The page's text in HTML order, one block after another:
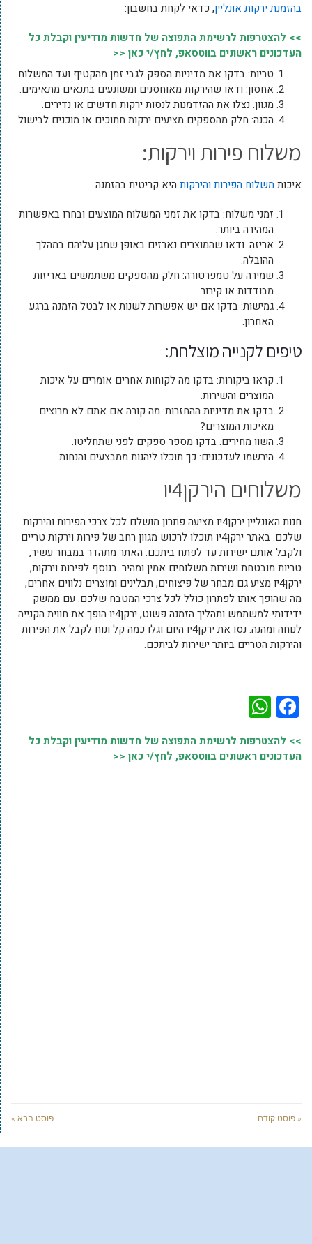
בהזמנת ירקות אונליין, כדאי לקחת בחשבון:
>> להצטרפות לרשימת התפוצה של חדשות מודיעין וקבלת כל
העדכונים ראשונים בווטסאפ, לחץ/י כאן <<
טריות: בדקו את מדיניות הספק לגבי זמן מהקטיף ועד המשלוח.
אחסון: ודאו שהירקות מאוחסנים ומשונעים בתנאים מתאימים.
מגוון: נצלו את ההזדמנות לנסות ירקות חדשים או נדירים.
הכנה: חלק מהספקים מציעים ירקות חתוכים או מוכנים לבישול.
משלוח פירות וירקות:
איכותמשלוח הפירות והירקות היא קריטית בהזמנה:
זמני משלוח: בדקו את זמני המשלוח המוצעים ובחרו באפשרות
המהירה ביותר.
אריזה: ודאו שהמוצרים נארזים באופן שמגן עליהם במהלך
ההובלה.
שמירה על טמפרטורה: חלק מהספקים משתמשים באריזות
מבודדות או קירור.
גמישות: בדקו אם יש אפשרות לשנות או לבטל הזמנה ברגע
האחרון.
טיפים לקנייה מוצלחת:
קראו ביקורות: בדקו מה לקוחות אחרים אומרים על איכות
המוצרים והשירות.
בדקו את מדיניות ההחזרות: מה קורה אם אתם לא מרוצים
מאיכות המוצרים?
השוו מחירים: בדקו מספר ספקים לפני שתחליטו.
הירשמו לעדכונים: כך תוכלו ליהנות ממבצעים והנחות.
משלוחים הירקן4יו
חנות האונליין ירקן4יו מציעה פתרון מושלם לכל צרכי הפירות והירקות
שלכם. באתר ירקן4יו תוכלו לרכוש מגוון רחב של פירות וירקות טריים
ולקבל אותם ישירות עד לפתח ביתכם. האתר מתהדר במבחר עשיר,
טריות מובטחת ושירות משלוחים אמין ומהיר. בנוסף לפירות וירקות,
ירקן4יו מציע גם מבחר של פיצוחים, תבלינים ומוצרים נלווים אחרים,
מה שהופך אותו לפתרון כולל לכל צרכי המטבח שלכם. עם ממשק
ידידותי למשתמש ותהליך הזמנה פשוט, ירקן4יו הופך את חווית הקנייה
לנוחה ומהנה. נסו את ירקן4יו היום וגלו כמה קל ונוח לקבל את הפירות
והירקות הטריים ביותר ישירות לביתכם.
Facebook
>> להצטרפות לרשימת התפוצה של חדשות מודיעין וקבלת כל
העדכונים ראשונים בווטסאפ, לחץ/י כאן <<
« פוסט קודם פוסט הבא »